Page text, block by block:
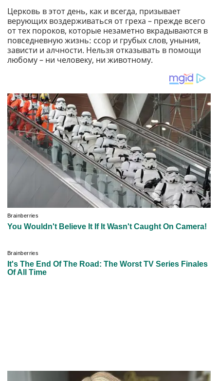
Церковь в этот день, как и всегда, призывает
верующих воздерживаться от греха – прежде всего
от тех пороков, которые незаметно вкрадываются в
повседневную жизнь: ссор и грубых слов, уныния,
зависти и алчности. Нельзя отказывать в помощи
любому – ни человеку, ни животному.